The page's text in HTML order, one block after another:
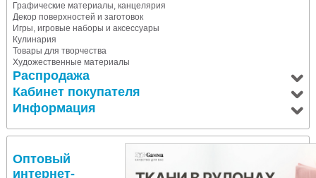
Графические материалы, канцелярия
Декор поверхностей и заготовок
Игры, игровые наборы и аксессуары
Кулинария
Товары для творчества
Художественные материалы
Распродажа
Кабинет покупателя
Информация
Оптовый
интернет-